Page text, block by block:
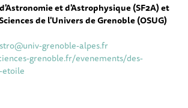
et d'Astrophysique (SF2A) et
de l'Univers de Grenoble (OSUG)
grenoble-alpes.fr
grenoble.fr/evenements/des-
etoile